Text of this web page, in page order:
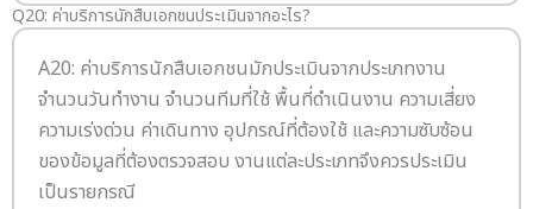
Q20: ค่าบริการนักสืบเอกชนประเมินจากอะไร?
A20: ค่าบริการนักสืบเอกชนมักประเมินจากประเภทงาน
จำนวนวันทำงาน จำนวนทีมที่ใช้ พื้นที่ดำเนินงาน ความเสี่ยง
ความเร่งด่วน ค่าเดินทาง อุปกรณ์ที่ต้องใช้ และความซับซ้อน
ของข้อมูลที่ต้องตรวจสอบ งานแต่ละประเภทจึงควรประเมิน
เป็นรายกรณี